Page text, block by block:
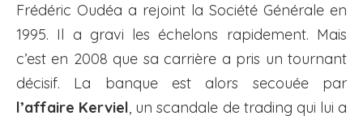
Frédéric Oudéa a rejoint la Société Générale en
1995. Il a gravi les échelons rapidement. Mais
c’est en 2008 que sa carrière a pris un tournant
décisif. La banque est alors secouée par
l’affaire Kerviel, un scandale de trading qui lui a